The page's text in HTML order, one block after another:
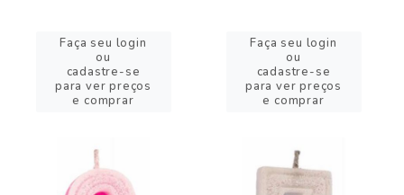
Faça seu login
ou
cadastre-se
para ver preços
e comprar
Faça seu login
ou
cadastre-se
para ver preços
e comprar